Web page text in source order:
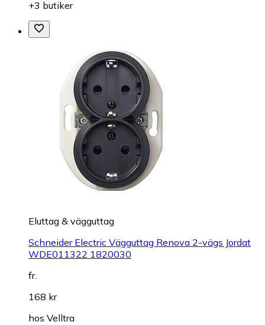
+3 butiker
Eluttag & vägguttag
Schneider Electric Vägguttag Renova 2-vägs Jordat
WDE011322 1820030
fr.
168 kr
hos Velltra